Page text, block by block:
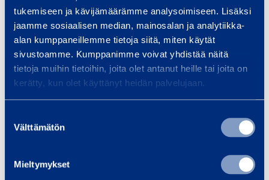
tukemiseen ja kävijämäärämme analysoimiseen. Lisäksi
jaamme sosiaalisen median, mainosalan ja analytiikka-
alan kumppaneillemme tietoja siitä, miten käytät
sivustoamme. Kumppanimme voivat yhdistää näitä
tietoja muihin tietoihin, joita olet antanut heille tai joita on
kerätty, kun olet käyttänyt heidän palvelujaan.
valinta
Välttämätön
Mieltymykset
Säkerhet
Liknande produkter